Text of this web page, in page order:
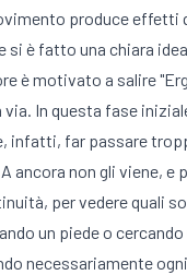
produce
si è fatto una chiara
è motivato a salire
via. In questa fase
infatti, far passare
ancora non gli viene, e
per vedere quali
un piede o
necessariamente